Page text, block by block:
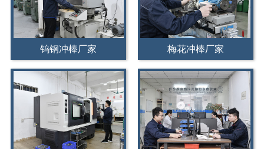
钨钢冲棒厂家 梅花冲棒厂家